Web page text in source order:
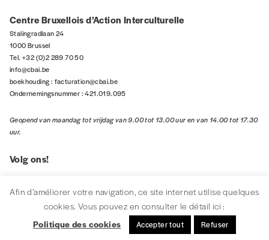
Centre Bruxellois d’Action Interculturelle
Stalingradlaan 24
1000 Brussel
Tel. +32 (0)2 289 70 50
info@cbai.be
boekhouding : facturation@cbai.be
Ondernemingsnummer : 421.019.095
Geopend van maandag tot vrijdag van 9.00 tot 13.00 uur en van 14.00 tot 17.30
uur.
Volg ons!
Onze nieuwsbrief!
Afin d’améliorer votre navigation, ce site internet utilise quelques
cookies. Vous pouvez en consulter le détail ici :
Politique des cookies
Accepter tout Refuser